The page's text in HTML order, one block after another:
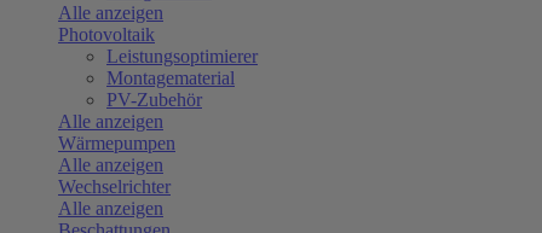
Alle anzeigen
Photovoltaik
Leistungsoptimierer
Montagematerial
PV-Zubehör
Alle anzeigen
Wärmepumpen
Alle anzeigen
Wechselrichter
Alle anzeigen